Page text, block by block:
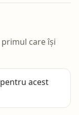
care își
acest